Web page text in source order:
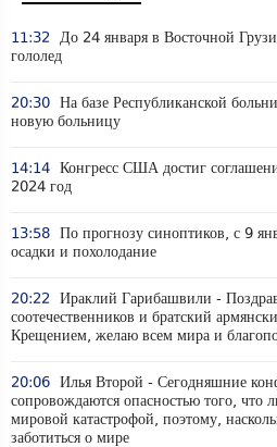
11:32
До 24 января в Восточной
гололед
20:30 На базе Республиканской
новую больницу
14:14 Конгресс США достиг
2024 год
13:58 По прогнозу синоптиков, с 9
осадки и похолодание
20:22
Ираклий Гарибашвили -
соотечественников и братский
Крещением, желаю всем мира и
20:06 Илья Второй - Сегодняшние
сопровождаются опасностью того, что
мировой катастрофой, поэтому,
заботиться о мире